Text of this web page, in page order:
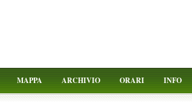
MAPPA ARCHIVIO ORARI INFO